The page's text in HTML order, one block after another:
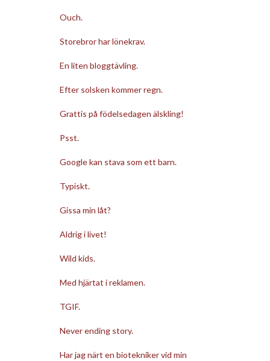
Ouch.
Storebror har lönekrav.
En liten bloggtävling.
Efter solsken kommer regn.
Grattis på födelsedagen älskling!
Psst.
Google kan stava som ett barn.
Typiskt.
Gissa min låt?
Aldrig i livet!
Wild kids.
Med hjärtat i reklamen.
TGIF.
Never ending story.
Har jag närt en biotekniker vid min